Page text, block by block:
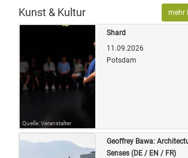
Kunst & Kultur mehr
Quelle: Veranstalter
Shard
11.09.2026
Potsdam
Geoffrey Bawa:
Senses (DE / EN / FR)